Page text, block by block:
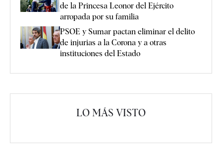
de la Princesa Leonor del Ejército
arropada por su familia
PSOE y Sumar pactan eliminar el delito
de injurias a la Corona y a otras
instituciones del Estado
LO MÁS VISTO